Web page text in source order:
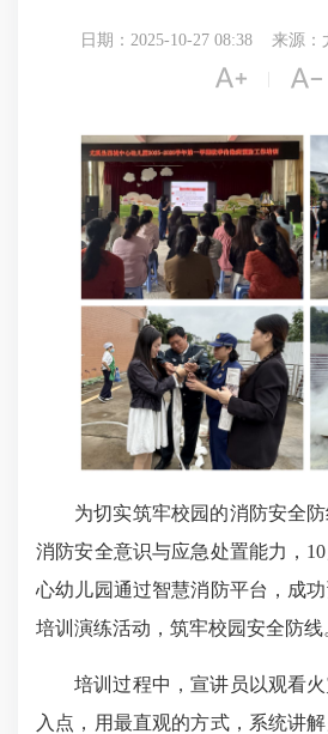
日期：2025-10-27 08:38 来源：
 
为切实筑牢校园的消防安全
消防安全意识与应急处置能力，
心幼儿园通过智慧消防平台，成
培训演练活动，筑牢校园安全防线
培训过程中，宣讲员以观看
入点，用最直观的方式，系统讲